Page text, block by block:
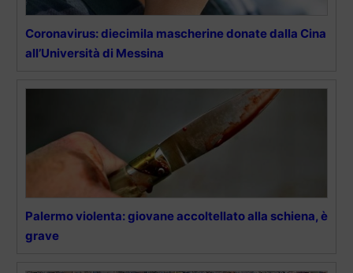
Coronavirus: diecimila mascherine donate dalla Cina
all’Università di Messina
Palermo violenta: giovane accoltellato alla schiena, è
grave